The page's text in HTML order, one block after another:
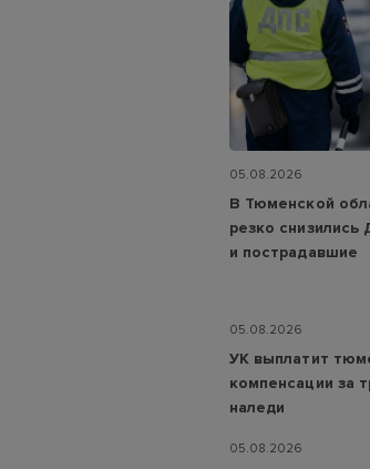
05.08.2026
В Тюменской
резко
и пострадавшие
05.08.2026
УК выплатит
компенсации за
наледи
05.08.2026